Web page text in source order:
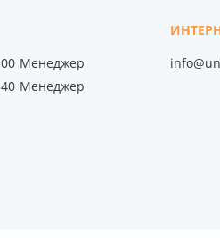
Менеджер
Менеджер